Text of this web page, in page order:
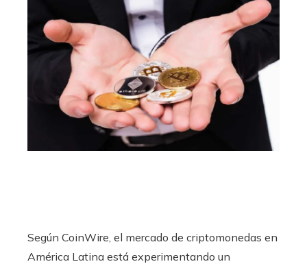
Según CoinWire, el mercado de criptomonedas en
América Latina está experimentando un